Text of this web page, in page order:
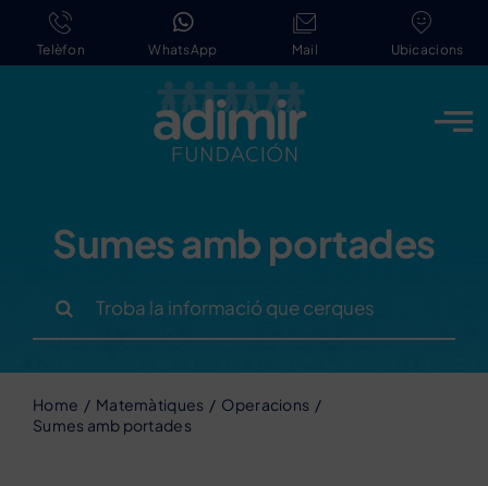
content
Telèfon WhatsApp Mail Ubicacions
Sumes amb portades
for:
Home Matemàtiques
Operacions
Sumes amb portades